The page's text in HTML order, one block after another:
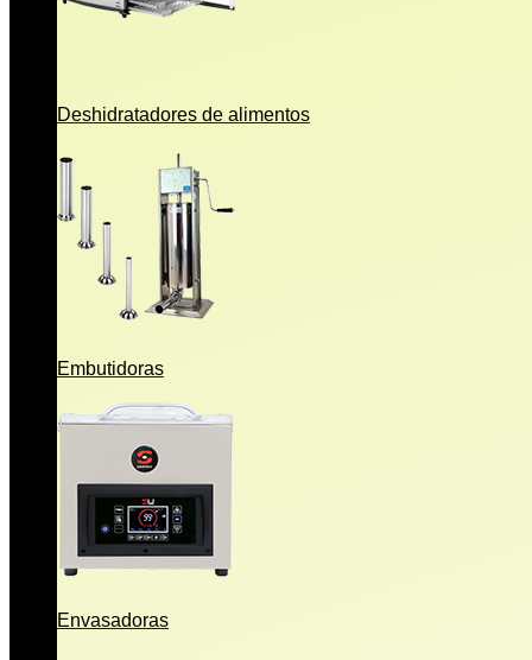
Deshidratadores de alimentos
Embutidoras
Envasadoras